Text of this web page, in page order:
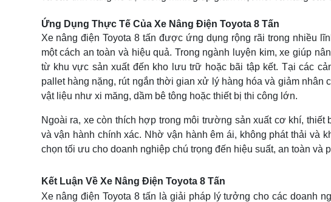
Ứng Dụng Thực Tế Của Xe Nâng Điện Toyota 8 Tấn
Xe nâng điện Toyota 8 tấn được ứng dụng rộng rãi trong nhiều
một cách an toàn và hiệu quả. Trong ngành luyện kim, xe giúp
từ khu vực sản xuất đến kho lưu trữ hoặc bãi tập kết. Tại các
pallet hàng nặng, rút ngắn thời gian xử lý hàng hóa và giảm
vật liệu như xi măng, dầm bê tông hoặc thiết bị thi công lớn.
Ngoài ra, xe còn thích hợp trong môi trường sản xuất cơ khí,
và vận hành chính xác. Nhờ vận hành êm ái, không phát thải và
chọn tối ưu cho doanh nghiệp chú trọng đến hiệu suất, an toàn và
Kết Luận Về Xe Nâng Điện Toyota 8 Tấn
Xe nâng điện Toyota 8 tấn là giải pháp lý tưởng cho các doanh